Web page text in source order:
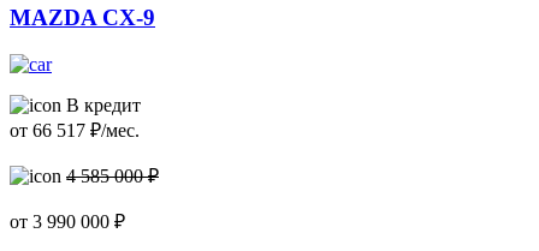
MAZDA CX-9
В кредит
от 66 517 ₽/мес.
4 585 000 ₽
от 3 990 000 ₽